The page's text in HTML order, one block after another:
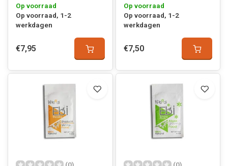
Op voorraad
Op voorraad, 1-2
werkdagen
€7,95
Op voorraad
Op voorraad, 1-2
werkdagen
€7,50